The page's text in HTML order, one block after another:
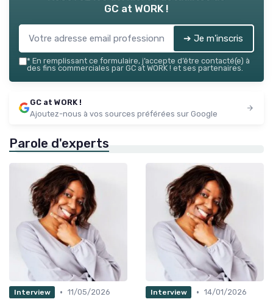
GC at WORK !
➔ Je m'inscris
* En remplissant ce formulaire, j’accepte d’être contacté(e) à
des fins commerciales par GC at WORK ! et ses partenaires.
GC at WORK !
Ajoutez-nous à vos sources préférées sur Google
Parole d'experts
Interview • 11/05/2026
Interview • 14/01/2026